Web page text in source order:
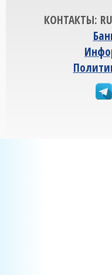
КОНТАКТЫ: